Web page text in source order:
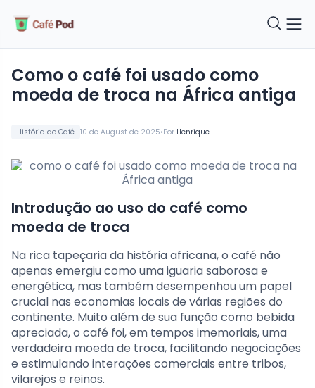
História do Café 10 de August de 2025•Por Henrique
como o café foi usado como
moeda de troca na África antiga
Introdução ao uso do café como
moeda de troca
Na rica tapeçaria da história africana, o café não
apenas emergiu como uma iguaria saborosa e
energética, mas também desempenhou um papel
crucial nas economias locais de várias regiões do
continente. Muito além de sua função como bebida
apreciada, o café foi, em tempos imemoriais, uma
verdadeira moeda de troca, facilitando negociações
e estimulando interações comerciais entre tribos,
vilarejos e reinos.